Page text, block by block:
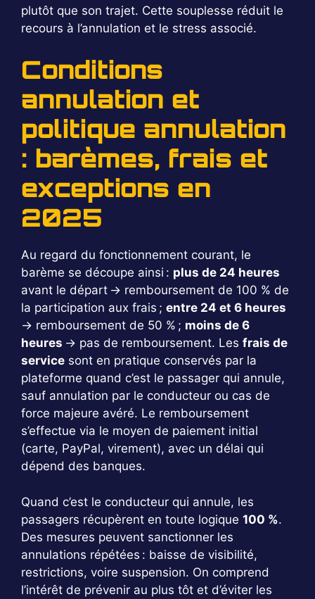
plutôt que son trajet. Cette souplesse réduit le
recours à l’annulation et le stress associé.
Conditions
annulation et
politique annulation
: barèmes, frais et
exceptions en
2025
Au regard du fonctionnement courant, le
barème se découpe ainsi : plus de 24 heures
avant le départ → remboursement de 100 % de
la participation aux frais ; entre 24 et 6 heures
→ remboursement de 50 % ; moins de 6
heures → pas de remboursement. Les frais de
service sont en pratique conservés par la
plateforme quand c’est le passager qui annule,
sauf annulation par le conducteur ou cas de
force majeure avéré. Le remboursement
s’effectue via le moyen de paiement initial
(carte, PayPal, virement), avec un délai qui
dépend des banques.
Quand c’est le conducteur qui annule, les
passagers récupèrent en toute logique 100 %.
Des mesures peuvent sanctionner les
annulations répétées : baisse de visibilité,
restrictions, voire suspension. On comprend
l’intérêt de prévenir au plus tôt et d’éviter les